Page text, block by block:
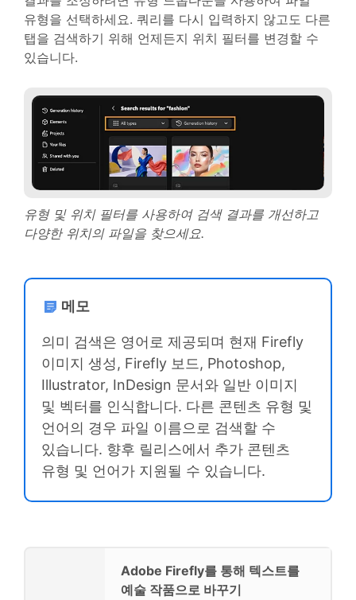
유형을 선택하세요. 쿼리를 다시 입력하지 않고도 다른
탭을 검색하기 위해 언제든지 위치 필터를 변경할 수
있습니다.
유형 및 위치 필터를 사용하여 검색 결과를 개선하고
다양한 위치의 파일을 찾으세요.
메모
의미 검색은 영어로 제공되며 현재 Firefly
이미지 생성, Firefly 보드, Photoshop,
Illustrator, InDesign 문서와 일반 이미지
및 벡터를 인식합니다. 다른 콘텐츠 유형 및
언어의 경우 파일 이름으로 검색할 수
있습니다. 향후 릴리스에서 추가 콘텐츠
유형 및 언어가 지원될 수 있습니다.
Adobe Firefly를 통해 텍스트를
예술 작품으로 바꾸기